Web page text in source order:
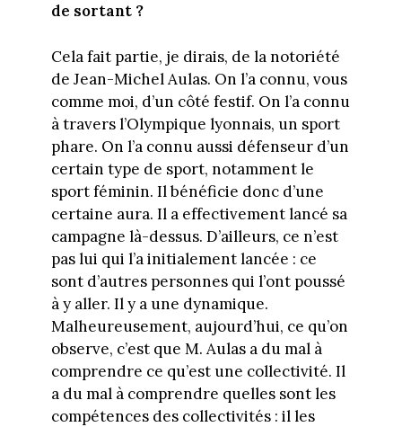
de sortant ?
Cela fait partie, je dirais, de la notoriété
de Jean-Michel Aulas. On l’a connu, vous
comme moi, d’un côté festif. On l’a connu
à travers l’Olympique lyonnais, un sport
phare. On l’a connu aussi défenseur d’un
certain type de sport, notamment le
sport féminin. Il bénéficie donc d’une
certaine aura. Il a effectivement lancé sa
campagne là-dessus. D’ailleurs, ce n’est
pas lui qui l’a initialement lancée : ce
sont d’autres personnes qui l’ont poussé
à y aller. Il y a une dynamique.
Malheureusement, aujourd’hui, ce qu’on
observe, c’est que M. Aulas a du mal à
comprendre ce qu’est une collectivité. Il
a du mal à comprendre quelles sont les
compétences des collectivités : il les